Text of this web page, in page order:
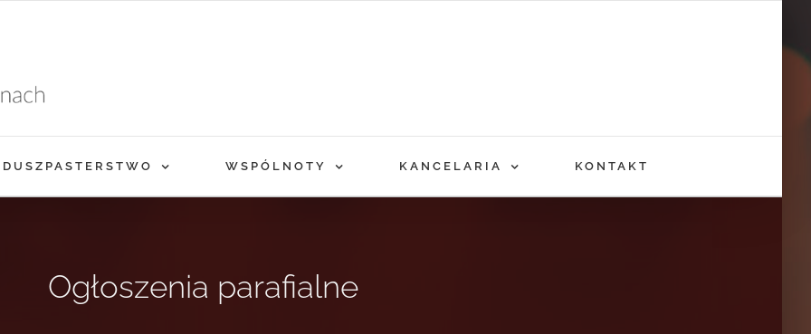
DUSZPASTERSTWO WSPÓLNOTY KANCELARIA KONTAKT
Ogłoszenia parafialne